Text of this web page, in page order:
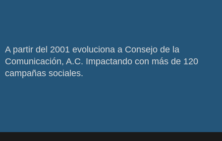
A partir del 2001 evoluciona a Consejo de la
Comunicación, A.C. Impactando con más de 120
campañas sociales.